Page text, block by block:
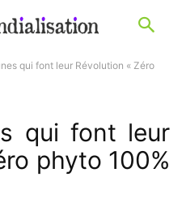
qui font leur Révolution « Zéro
qui font leur
phyto 100%